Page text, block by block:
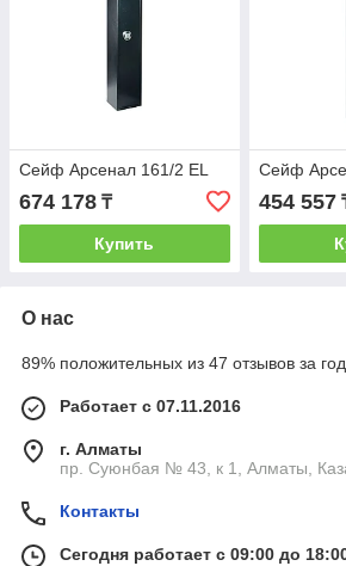
Сейф Арсенал 161/2 EL
674 178 ₸
Купить
Сейф
454 557
О нас
89% положительных из 47 отзывов за год
Работает с 07.11.2016
г. Алматы
пр. Суюнбая № 43, к 1, Алматы,
Контакты
Сегодня работает с 09:00 до